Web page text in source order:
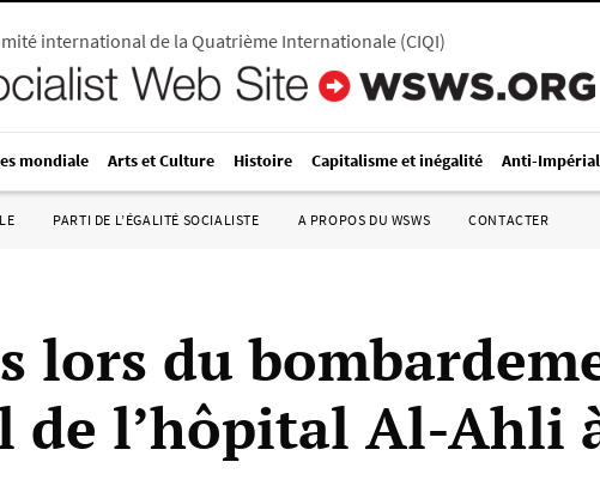
international de la Quatrième Internationale(CIQI)
mondiale Arts et Culture Histoire Capitalisme et inégalité Anti-
PARTI DE L’ÉGALITÉ SOCIALISTE A PROPOS DU WSWS CONTACTER
lors du
de l’hôpital Al-Ahli